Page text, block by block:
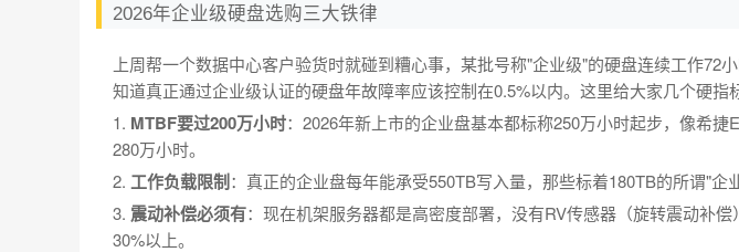
2026年企业级硬盘选购三大铁律
上周帮一个数据中心客户验货时就碰到糟心事，某批号称"企业级"的硬盘连续工作72
知道真正通过企业级认证的硬盘年故障率应该控制在0.5%以内。这里给大家几个硬指标
1. MTBF要过200万小时：2026年新上市的企业盘基本都标称250万小时起步，像希捷
280万小时。
2. 工作负载限制：真正的企业盘每年能承受550TB写入量，那些标着180TB的所谓"企
3. 震动补偿必须有：现在机架服务器都是高密度部署，没有RV传感器（旋转震动补
30%以上。